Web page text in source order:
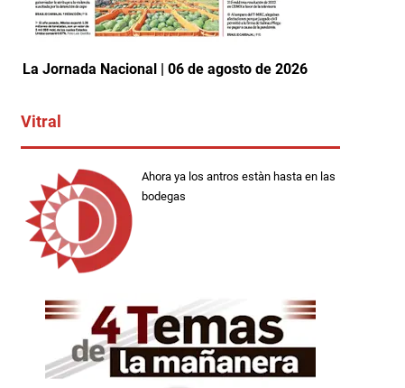
La Jornada Nacional | 06 de agosto de 2026
Vitral
Ahora ya los antros estàn hasta en las
bodegas